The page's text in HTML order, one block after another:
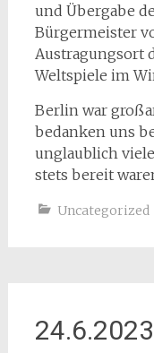
und Übergabe
Bürgermeister
Austragungsort
Weltspiele im
Berlin war
bedanken uns
unglaublich
stets bereit
Uncategorized